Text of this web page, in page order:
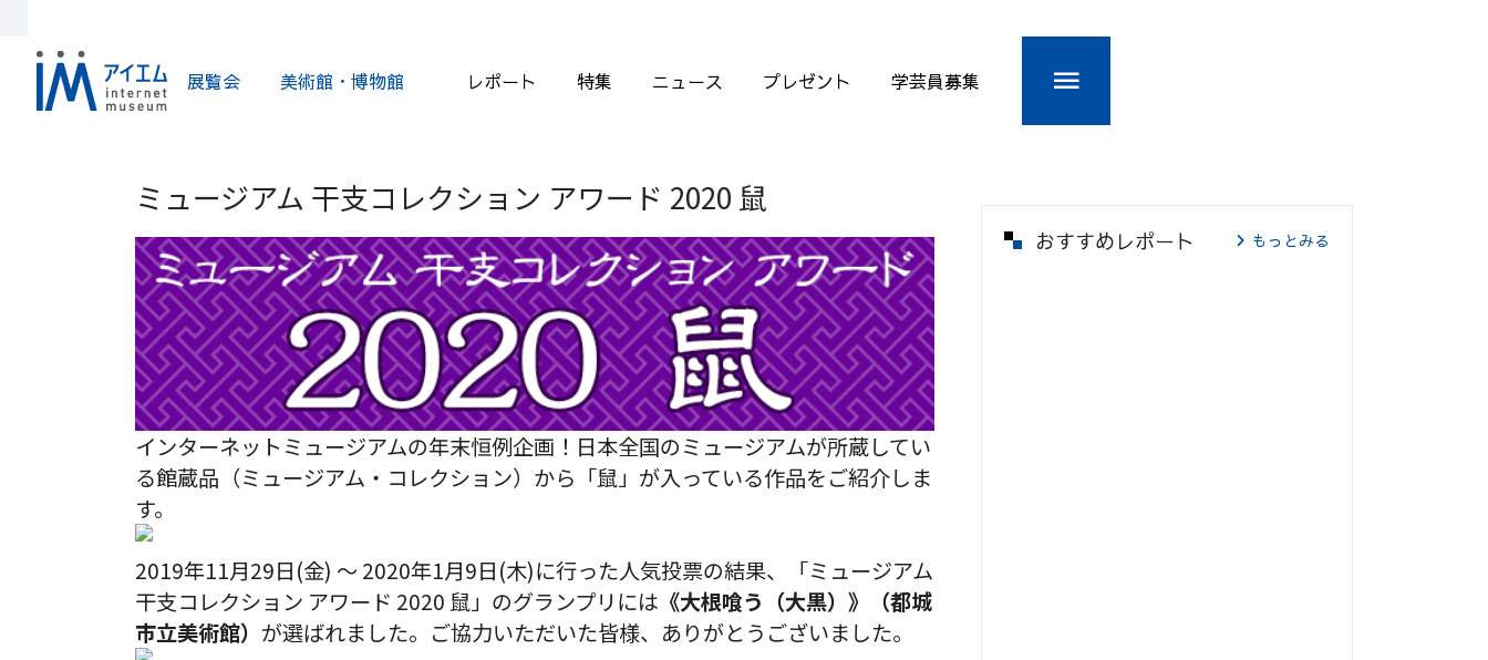
展覧会 美術館・博物館 レポート 特集 ニュース プレゼント 学芸員募集
ミュージアム 干支コレクション アワード 2020 鼠
インターネットミュージアムの年末恒例企画！日本全国のミュージアムが所蔵してい
る館蔵品（ミュージアム・コレクション）から「鼠」が入っている作品をご紹介しま
す。
2019年11月29日(金) ～ 2020年1月9日(木)に行った人気投票の結果、「ミュージアム
干支コレクション アワード 2020 鼠」のグランプリには 《大根喰う（大黒）》（都城
市立美術館） が選ばれました。ご協力いただいた皆様、ありがとうございました。
おすすめレポート もっとみる